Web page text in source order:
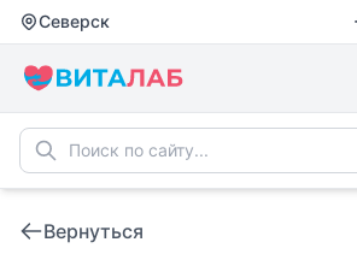
Северск
Вернуться